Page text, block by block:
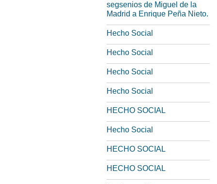
segsenios de Miguel de la
Madrid a Enrique Peña Nieto.
Hecho Social
Hecho Social
Hecho Social
Hecho Social
HECHO SOCIAL
Hecho Social
HECHO SOCIAL
HECHO SOCIAL